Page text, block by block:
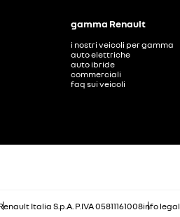
gamma Renault
i nostri veicoli per gamma
auto elettriche
auto ibride
commerciali
faq sui veicoli
Italia S.p.A. P.IVA 05811161008info